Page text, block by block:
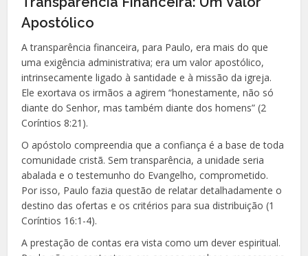
Apostólico
A transparência financeira, para Paulo, era mais do que
uma exigência administrativa; era um valor apostólico,
intrinsecamente ligado à santidade e à missão da igreja.
Ele exortava os irmãos a agirem “honestamente, não só
diante do Senhor, mas também diante dos homens” (2
Coríntios 8:21).
O apóstolo compreendia que a confiança é a base de toda
comunidade cristã. Sem transparência, a unidade seria
abalada e o testemunho do Evangelho, comprometido.
Por isso, Paulo fazia questão de relatar detalhadamente o
destino das ofertas e os critérios para sua distribuição (1
Coríntios 16:1-4).
A prestação de contas era vista como um dever espiritual.